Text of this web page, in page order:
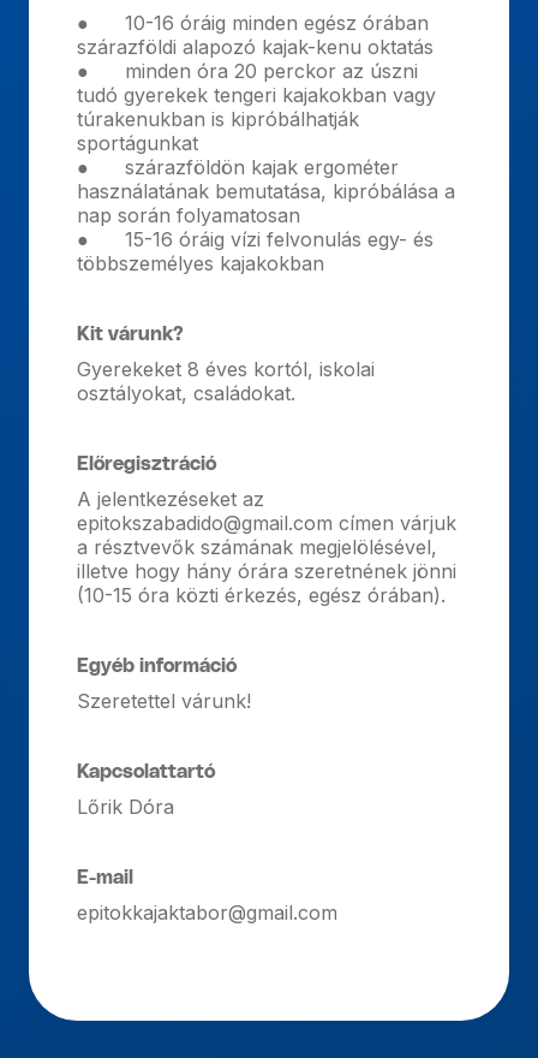
● 10-16 óráig minden egész órában
szárazföldi alapozó kajak-kenu oktatás
● minden óra 20 perckor az úszni
tudó gyerekek tengeri kajakokban vagy
túrakenukban is kipróbálhatják
sportágunkat
● szárazföldön kajak ergométer
használatának bemutatása, kipróbálása a
nap során folyamatosan
● 15-16 óráig vízi felvonulás egy- és
többszemélyes kajakokban
Kit várunk?
Gyerekeket 8 éves kortól, iskolai
osztályokat, családokat.
Előregisztráció
A jelentkezéseket az
epitokszabadido@gmail.com címen várjuk
a résztvevők számának megjelölésével,
illetve hogy hány órára szeretnének jönni
(10-15 óra közti érkezés, egész órában).
Egyéb információ
Szeretettel várunk!
Kapcsolattartó
Lőrik Dóra
E-mail
epitokkajaktabor@gmail.com